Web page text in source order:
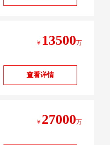
￥ 13500万
查看详情
￥ 27000万